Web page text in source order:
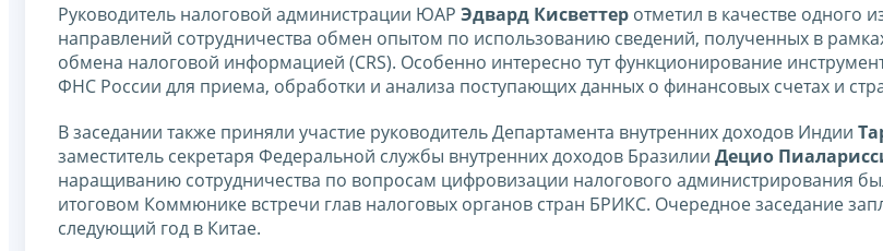
Руководитель налоговой администрации ЮАР Эдвард Кисветтер отметил в качестве одного
направлений сотрудничества обмен опытом по использованию сведений, полученных в
обмена налоговой информацией (CRS). Особенно интересно тут функционирование
ФНС России для приема, обработки и анализа поступающих данных о финансовых счетах и
В заседании также приняли участие руководитель Департамента внутренних доходов Индии
заместитель секретаря Федеральной службы внутренних доходов Бразилии Децио
наращиванию сотрудничества по вопросам цифровизации налогового администрирования
итоговом Коммюнике встречи глав налоговых органов стран БРИКС. Очередное заседание
следующий год в Китае.